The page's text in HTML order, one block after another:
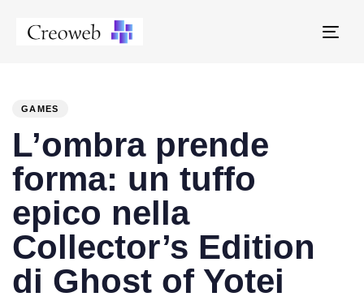
GAMES
L’ombra prende
forma: un tuffo
epico nella
Collector’s Edition
di Ghost of Yotei